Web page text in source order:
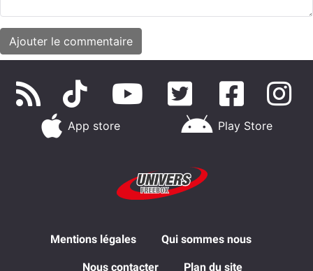
App store Play Store
Mentions légales Qui sommes nous
Nous contacter Plan du site